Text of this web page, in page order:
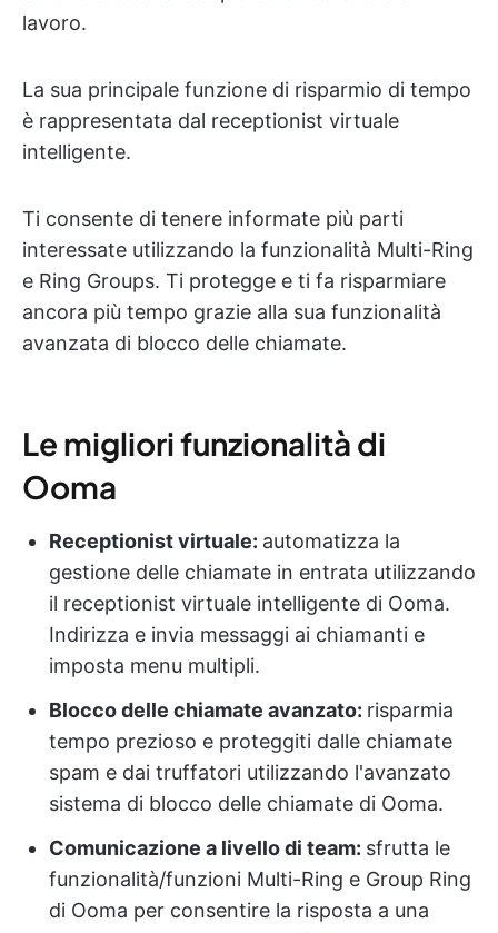
lavoro.
La sua principale funzione di risparmio di tempo
è rappresentata dal receptionist virtuale
intelligente.
Ti consente di tenere informate più parti
interessate utilizzando la funzionalità Multi-Ring
e Ring Groups. Ti protegge e ti fa risparmiare
ancora più tempo grazie alla sua funzionalità
avanzata di blocco delle chiamate.
Le migliori funzionalità di
Ooma
Receptionist virtuale: automatizza la
gestione delle chiamate in entrata utilizzando
il receptionist virtuale intelligente di Ooma.
Indirizza e invia messaggi ai chiamanti e
imposta menu multipli.
Blocco delle chiamate avanzato: risparmia
tempo prezioso e proteggiti dalle chiamate
spam e dai truffatori utilizzando l'avanzato
sistema di blocco delle chiamate di Ooma.
Comunicazione a livello di team: sfrutta le
funzionalità/funzioni Multi-Ring e Group Ring
di Ooma per consentire la risposta a una